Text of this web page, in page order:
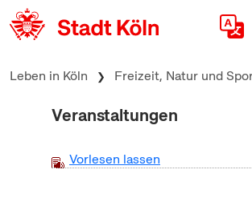
zum Inhalt springen
Leben in Köln Freizeit, Natur und
Veranstaltungen
Vorlesen lassen